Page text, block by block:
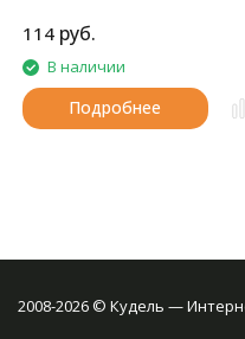
114 руб.
В наличии
Подробнее
2008-2026 © Кудель —